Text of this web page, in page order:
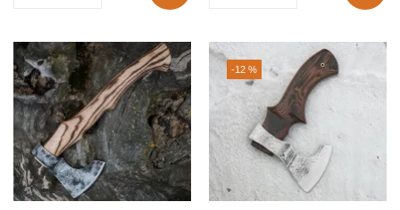
-12 %